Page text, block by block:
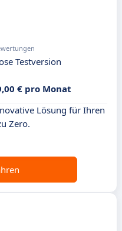
Testversion
€ pro Monat
Lösung für Ihren
Zero.